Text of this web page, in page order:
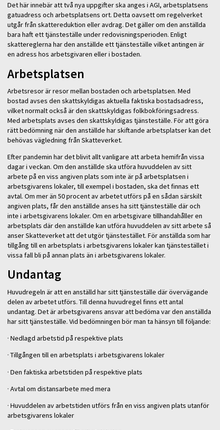
Det här innebär att två nya uppgifter ska anges i AGI, arbetsplatsens
gatuadress och arbetsplatsens ort. Detta oavsett om regelverket
utgår från skattereduktion eller avdrag. Det gäller om den anställda
bara haft ett tjänsteställe under redovisningsperioden. Enligt
skattereglerna har den anställde ett tjänsteställe vilket antingen är
en adress hos arbetsgivaren eller i bostaden.
Arbetsplatsen
Arbetsresor är resor mellan bostaden och arbetsplatsen. Med
bostad avses den skattskyldigas aktuella faktiska bostadsadress,
vilket normalt också är den skattskyldigas folkbokföringsadress.
Med arbetsplats avses den skattskyldigas tjänsteställe. För att göra
rätt bedömning när den anställde har skiftande arbetsplatser kan det
behövas vägledning från Skatteverket.
Efter pandemin har det blivit allt vanligare att arbeta hemifrån vissa
dagar i veckan. Om den anställde ska utföra huvuddelen av sitt
arbete på en viss angiven plats som inte är på arbetsplatsen i
arbetsgivarens lokaler, till exempel i bostaden, ska det finnas ett
avtal. Om mer än 50 procent av arbetet utförs på en sådan särskilt
angiven plats, får den anställde anses ha sitt tjänsteställe där och
inte i arbetsgivarens lokaler. Om en arbetsgivare tillhandahåller en
arbetsplats där den anställde kan utföra huvuddelen av sitt arbete så
anser Skatteverket att det utgör tjänstestället. För anställda som har
tillgång till en arbetsplats i arbetsgivarens lokaler kan tjänstestället i
vissa fall bli på annan plats än i arbetsgivarens lokaler.
Undantag
Huvudregeln är att en anställd har sitt tjänsteställe där övervägande
delen av arbetet utförs. Till denna huvudregel finns ett antal
undantag. Det är arbetsgivarens ansvar att bedöma var den anställda
har sitt tjänsteställe. Vid bedömningen bör man ta hänsyn till följande:
· Nedlagd arbetstid på respektive plats
· Tillgången till en arbetsplats i arbetsgivarens lokaler
· Den faktiska arbetstiden på respektive plats
· Avtal om distansarbete med mera
· Huvuddelen av arbetstiden utförs från en viss angiven plats utanför
arbetsgivarens lokaler